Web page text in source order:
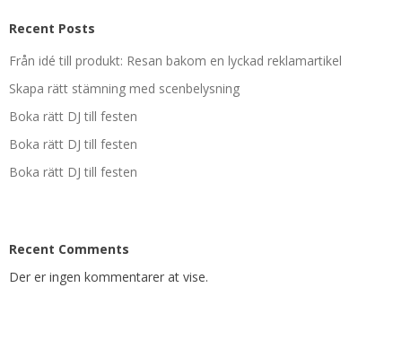
Recent Posts
Från idé till produkt: Resan bakom en lyckad reklamartikel
Skapa rätt stämning med scenbelysning
Boka rätt DJ till festen
Boka rätt DJ till festen
Boka rätt DJ till festen
Recent Comments
Der er ingen kommentarer at vise.